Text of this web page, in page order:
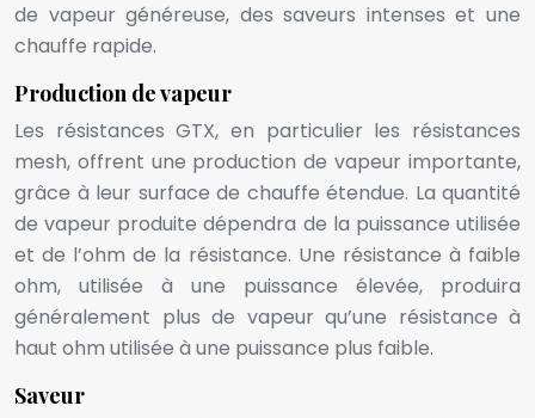
de vapeur généreuse, des saveurs intenses et une
chauffe rapide.
Production de vapeur
Les résistances GTX, en particulier les résistances
mesh, offrent une production de vapeur importante,
grâce à leur surface de chauffe étendue. La quantité
de vapeur produite dépendra de la puissance utilisée
et de l’ohm de la résistance. Une résistance à faible
ohm, utilisée à une puissance élevée, produira
généralement plus de vapeur qu’une résistance à
haut ohm utilisée à une puissance plus faible.
Saveur